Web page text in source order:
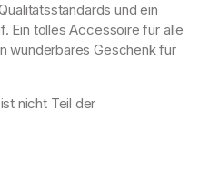
und ein
Ein tolles Accessoire für alle
wunderbares Geschenk für
nicht Teil der